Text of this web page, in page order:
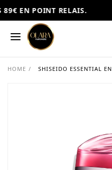
EN POINT RELAIS.
HOME / SHISEIDO ESSENTIAL